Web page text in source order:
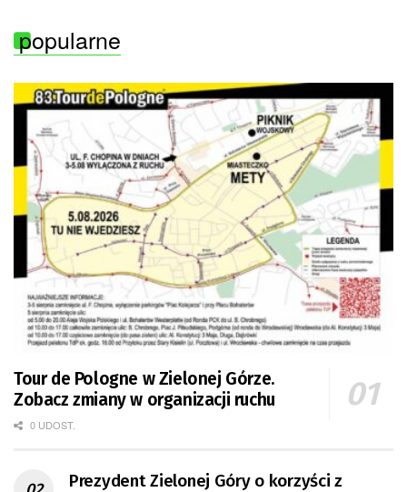
popularne
Tour de Pologne w Zielonej Górze.
Zobacz zmiany w organizacji ruchu
0 UDOST.
Prezydent Zielonej Góry o korzyści z